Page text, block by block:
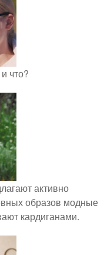
что?
активно
образов модные
кардиганами.